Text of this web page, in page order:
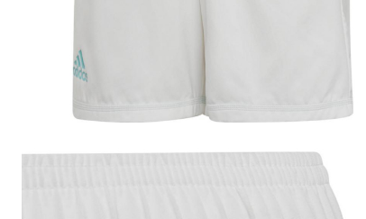
Gripuri & overgripuri
Accesorii teren tenis
Testeaza rachete